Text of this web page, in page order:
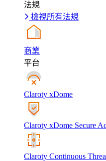
法規
檢視所有法規
商業
平台
Claroty xDome
Claroty xDome Secure
Claroty Continuous